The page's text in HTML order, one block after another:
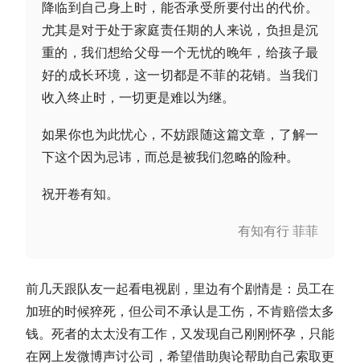
降临到自己身上时，能否承受所要付出的代价。
尤其是对于处于家庭责任期的人来说，负担是沉
重的，我们想给父母一个无忧的晚年，给孩子最
好的成长环境，这一切都是不菲的花销。当我们
收入终止时，一切更是难以为继。
如果你也为此忧心，不妨跟随这篇文章，了解一
下这个因为忌讳，而总是被我们忽略的险种。
祝开卷有知。
有知有行 菲菲
前几天跟队友一起看电视剧，里边有个剧情是：员工在
加班的时候猝死，但公司不承认是工伤，不肯赔偿太多
钱。死者的太太没有工作，又发现自己刚刚怀孕，只能
在网上发微博声讨公司，希望借助舆论帮助自己索取更